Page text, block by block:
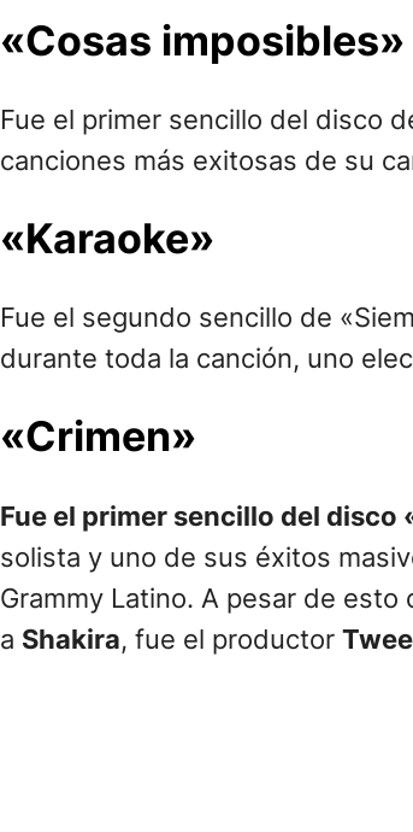
«Cosas imposibles»
Fue el primer sencillo del disco
canciones más exitosas de su
«Karaoke»
Fue el segundo sencillo de
durante toda la canción, uno
«Crimen»
Fue el primer sencillo del disco
solista y uno de sus éxitos
Grammy Latino. A pesar de
a Shakira, fue el productor